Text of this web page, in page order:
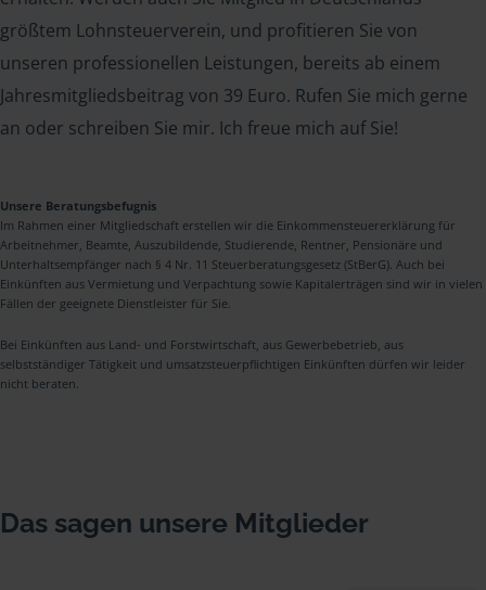
größtem Lohnsteuerverein, und profitieren Sie von
unseren professionellen Leistungen, bereits ab einem
Jahresmitgliedsbeitrag von 39 Euro. Rufen Sie mich gerne
an oder schreiben Sie mir. Ich freue mich auf Sie!
Unsere Beratungsbefugnis
Im Rahmen einer Mitgliedschaft erstellen wir die Einkommensteuererklärung für
Arbeitnehmer, Beamte, Auszubildende, Studierende, Rentner, Pensionäre und
Unterhaltsempfänger nach § 4 Nr. 11 Steuerberatungsgesetz (StBerG). Auch bei
Einkünften aus Vermietung und Verpachtung sowie Kapitalerträgen sind wir in vielen
Fällen der geeignete Dienstleister für Sie.
Bei Einkünften aus Land- und Forstwirtschaft, aus Gewerbebetrieb, aus
selbstständiger Tätigkeit und umsatzsteuerpflichtigen Einkünften dürfen wir leider
nicht beraten.
Das sagen unsere Mitglieder